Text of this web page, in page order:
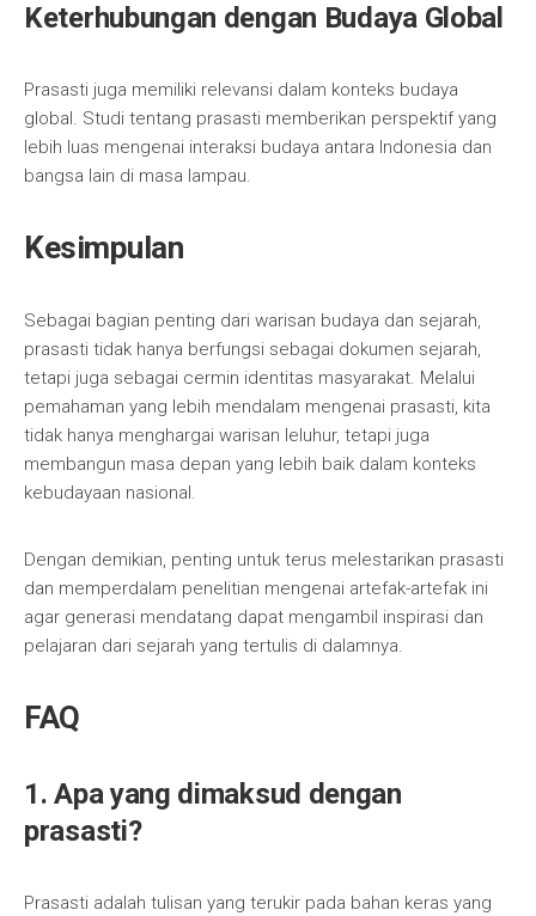
Keterhubungan dengan Budaya Global
Prasasti juga memiliki relevansi dalam konteks budaya
global. Studi tentang prasasti memberikan perspektif yang
lebih luas mengenai interaksi budaya antara Indonesia dan
bangsa lain di masa lampau.
Kesimpulan
Sebagai bagian penting dari warisan budaya dan sejarah,
prasasti tidak hanya berfungsi sebagai dokumen sejarah,
tetapi juga sebagai cermin identitas masyarakat. Melalui
pemahaman yang lebih mendalam mengenai prasasti, kita
tidak hanya menghargai warisan leluhur, tetapi juga
membangun masa depan yang lebih baik dalam konteks
kebudayaan nasional.
Dengan demikian, penting untuk terus melestarikan prasasti
dan memperdalam penelitian mengenai artefak-artefak ini
agar generasi mendatang dapat mengambil inspirasi dan
pelajaran dari sejarah yang tertulis di dalamnya.
FAQ
1. Apa yang dimaksud dengan
prasasti?
Prasasti adalah tulisan yang terukir pada bahan keras yang